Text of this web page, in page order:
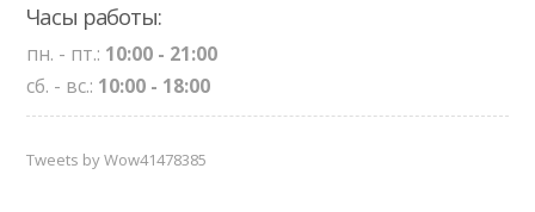
Часы работы:
пн. - пт.: 10:00 - 21:00
сб. - вс.: 10:00 - 18:00
Tweets by Wow41478385